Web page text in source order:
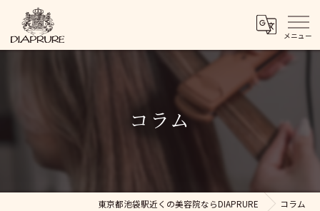
コラム
東京都池袋駅近くの美容院ならDIAPRURE コラム